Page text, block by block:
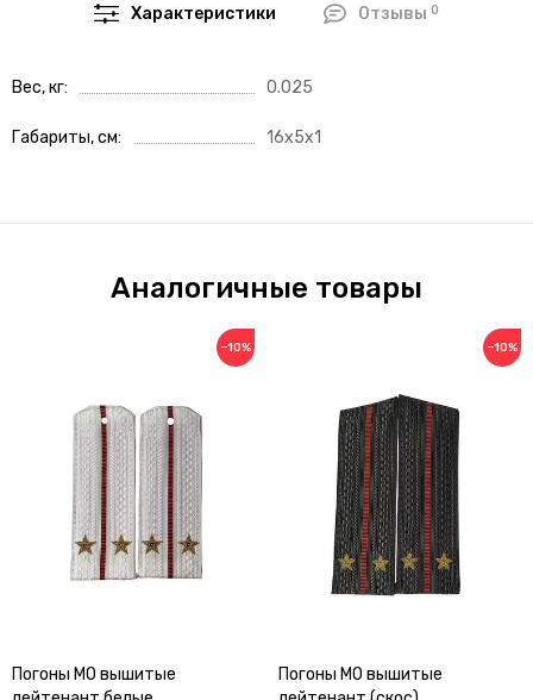
Характеристики Отзывы 0
Вес, кг 0.025
Габариты, см 16x5x1
Аналогичные товары
−10%
Погоны МО вышитые
−10%
Погоны МО вышитые